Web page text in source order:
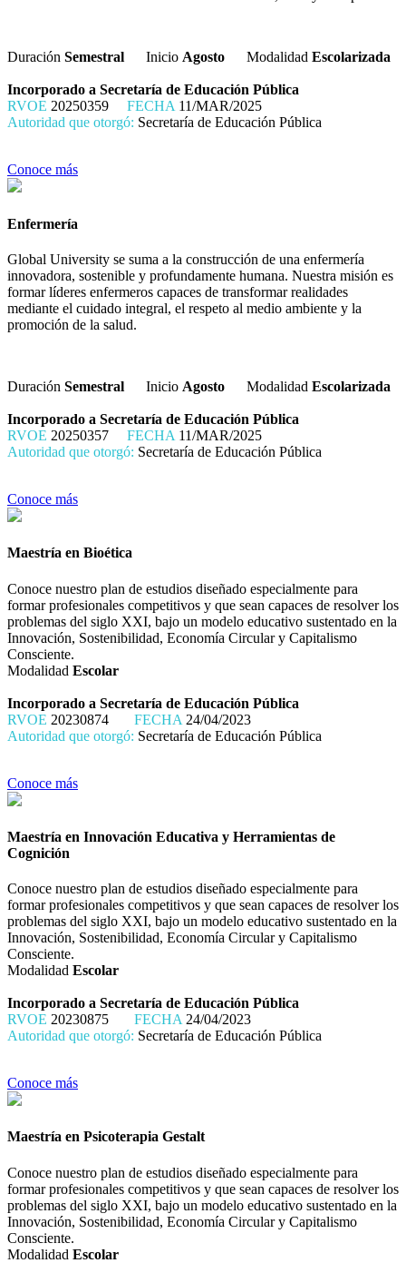
Duración Semestral Inicio Agosto Modalidad Escolarizada
Incorporado a Secretaría de Educación Pública
RVOE 20250359 FECHA11/MAR/2025
Autoridad que otorgó: Secretaría de Educación Pública
Conoce más
Enfermería
Global University se suma a la construcción de una enfermería
innovadora, sostenible y profundamente humana. Nuestra misión es
formar líderes enfermeros capaces de transformar realidades
mediante el cuidado integral, el respeto al medio ambiente y la
promoción de la salud.
Duración Semestral Inicio Agosto Modalidad Escolarizada
Incorporado a Secretaría de Educación Pública
RVOE 20250357 FECHA 11/MAR/2025
Autoridad que otorgó: Secretaría de Educación Pública
Conoce más
Maestría en Bioética
Conoce nuestro plan de estudios diseñado especialmente para
formar profesionales competitivos y que sean capaces de resolver los
problemas del siglo XXI, bajo un modelo educativo sustentado en la
Innovación, Sostenibilidad, Economía Circular y Capitalismo
Consciente.
Modalidad Escolar
Incorporado a Secretaría de Educación Pública
RVOE 20230874 FECHA 24/04/2023
Autoridad que otorgó: Secretaría de Educación Pública
Conoce más
Maestría en Innovación Educativa y Herramientas de
Cognición
Conoce nuestro plan de estudios diseñado especialmente para
formar profesionales competitivos y que sean capaces de resolver los
problemas del siglo XXI, bajo un modelo educativo sustentado en la
Innovación, Sostenibilidad, Economía Circular y Capitalismo
Consciente.
Modalidad Escolar
Incorporado a Secretaría de Educación Pública
RVOE 20230875 FECHA 24/04/2023
Autoridad que otorgó: Secretaría de Educación Pública
Conoce más
Maestría en Psicoterapia Gestalt
Conoce nuestro plan de estudios diseñado especialmente para
formar profesionales competitivos y que sean capaces de resolver los
problemas del siglo XXI, bajo un modelo educativo sustentado en la
Innovación, Sostenibilidad, Economía Circular y Capitalismo
Consciente.
Modalidad Escolar